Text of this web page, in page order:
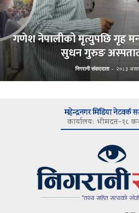
गणेश नेपालीको मृत्युपछि गृह
सुधन गुरुङ
निगरानी संवाददाता - २०८३
महेन्द्रनगर मिडिया नेटवर्क
कार्यालयः भीमदत्त–१८